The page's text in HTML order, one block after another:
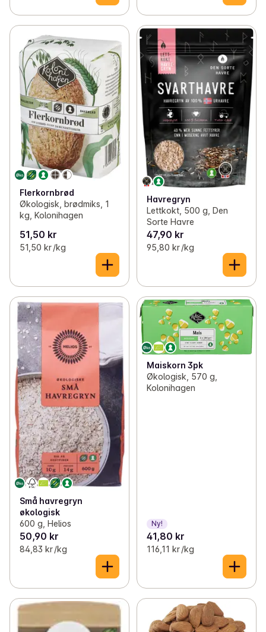
Flerkornbrød
Økologisk, brødmiks, 1
kg, Kolonihagen
51,50 kr
51,50 kr /kg
Havregryn
Lettkokt, 500 g, Den
Sorte Havre
47,90 kr
95,80 kr /kg
Små havregryn
økologisk
600 g, Helios
50,90 kr
84,83 kr /kg
Maiskorn 3pk
Økologisk, 570 g,
Kolonihagen
Ny!
41,80 kr
116,11 kr /kg